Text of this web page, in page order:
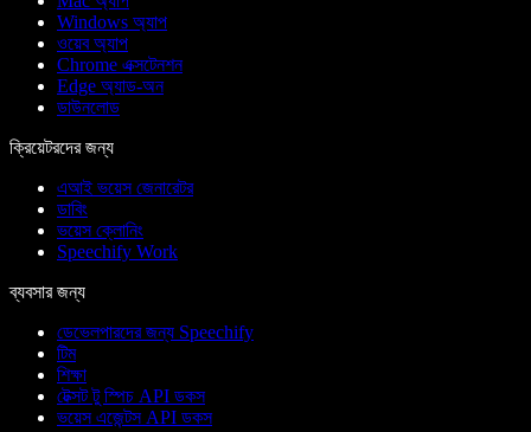
Windows অ্যাপ
ওয়েব অ্যাপ
Chrome এক্সটেনশন
Edge অ্যাড-অন
ডাউনলোড
ক্রিয়েটরদের জন্য
এআই ভয়েস জেনারেটর
ডাবিং
ভয়েস ক্লোনিং
Speechify Work
ব্যবসার জন্য
ডেভেলপারদের জন্য Speechify
টিম
শিক্ষা
টেক্সট টু স্পিচ API ডকস
ভয়েস এজেন্টস API ডকস